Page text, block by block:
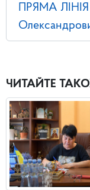
ПРЯМА ЛІНІЯ
ЧИТАЙТЕ